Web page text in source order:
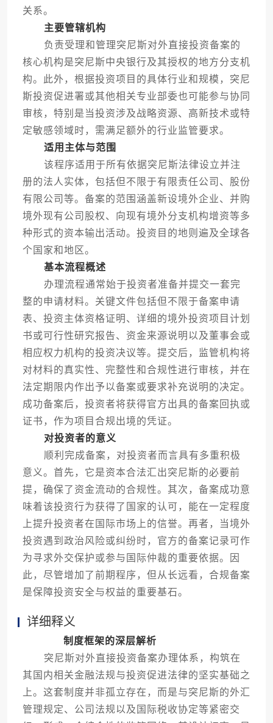
关系。
主要管辖机构
负责受理和管理突尼斯对外直接投资备案的
核心机构是突尼斯中央银行及其授权的地方分支机
构。此外，根据投资项目的具体行业和规模，突尼
斯投资促进署或其他相关专业部委也可能参与协同
审核，特别是当投资涉及战略资源、高新技术或特
定敏感领域时，需满足额外的行业监管要求。
适用主体与范围
该程序适用于所有依据突尼斯法律设立并注
册的法人实体，包括但不限于有限责任公司、股份
有限公司等。备案的范围涵盖新设境外企业、并购
境外现有公司股权、向现有境外分支机构增资等多
种形式的资本输出活动。投资目的地则遍及全球各
个国家和地区。
基本流程概述
办理流程通常始于投资者准备并提交一套完
整的申请材料。关键文件包括但不限于备案申请
表、投资主体资格证明、详细的境外投资项目计划
书或可行性研究报告、资金来源说明以及董事会或
相应权力机构的投资决议等。提交后，监管机构将
对材料的真实性、完整性和合规性进行审核，并在
法定期限内作出予以备案或要求补充说明的决定。
成功备案后，投资者将获得官方出具的备案回执或
证书，作为项目合规出境的凭证。
对投资者的意义
顺利完成备案，对投资者而言具有多重积极
意义。首先，它是资本合法汇出突尼斯的必要前
提，确保了资金流动的合规性。其次，备案成功意
味着该投资行为获得了国家的认可，能在一定程度
上提升投资者在国际市场上的信誉。再者，当境外
投资遇到政治风险或纠纷时，官方的备案记录可作
为寻求外交保护或参与国际仲裁的重要依据。因
此，尽管增加了前期程序，但从长远看，合规备案
是保障投资安全与权益的重要基石。
详细释义
制度框架的深层解析
突尼斯对外直接投资备案办理体系，构筑在
其国内相关金融法规与投资促进法律的坚实基础之
上。这套制度并非孤立存在，而是与突尼斯的外汇
管理规定、公司法规以及国际税收协定等紧密交